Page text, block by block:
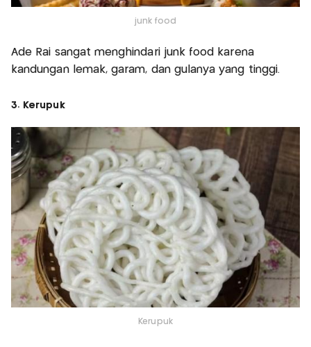
junk food
Ade Rai sangat menghindari junk food karena
kandungan lemak, garam, dan gulanya yang tinggi.
3. Kerupuk
Kerupuk